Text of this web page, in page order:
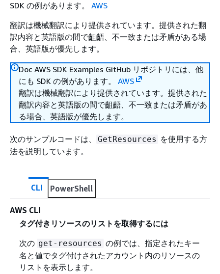
SDK の例があります。 AWS
翻訳は機械翻訳により提供されています。提供された翻
訳内容と英語版の間で齟齬、不一致または矛盾がある場
合、英語版が優先します。
Doc AWS SDK Examples GitHub リポジトリには、他
にも SDK の例があります。 AWS
翻訳は機械翻訳により提供されています。提供された
翻訳内容と英語版の間で齟齬、不一致または矛盾があ
る場合、英語版が優先します。
次のサンプルコードは、 GetResources を使用する方
法を説明しています。
CLI PowerShell
AWS CLI
タグ付きリソースのリストを取得するには
次の get-resources の例では、指定されたキー
名と値でタグ付けされたアカウント内のリソースの
リストを表示します。